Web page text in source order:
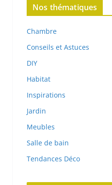
Nos thématiques
Chambre
Conseils et Astuces
DIY
Habitat
Inspirations
Jardin
Meubles
Salle de bain
Tendances Déco